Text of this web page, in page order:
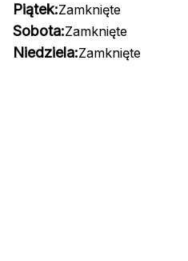
Piątek:Zamknięte
Sobota:Zamknięte
Niedziela:Zamknięte